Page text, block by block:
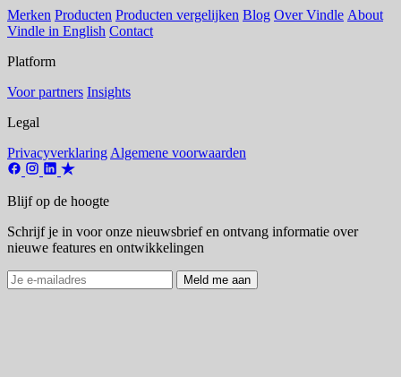
Merken Producten Producten vergelijken Blog Over Vindle About
Vindle in English Contact
Platform
Voor partners Insights
Legal
Privacyverklaring Algemene voorwaarden
Blijf op de hoogte
Schrijf je in voor onze nieuwsbrief en ontvang informatie over
nieuwe features en ontwikkelingen
Meld me aan